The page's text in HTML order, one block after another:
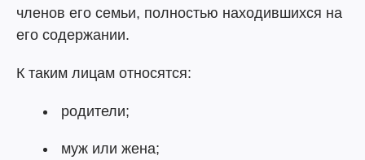
членов его семьи, полностью находившихся на
его содержании.
К таким лицам относятся:
родители;
муж или жена;